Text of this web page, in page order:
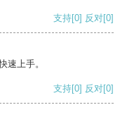
支持[0] 反对[0]
速上手。
支持[0] 反对[0]